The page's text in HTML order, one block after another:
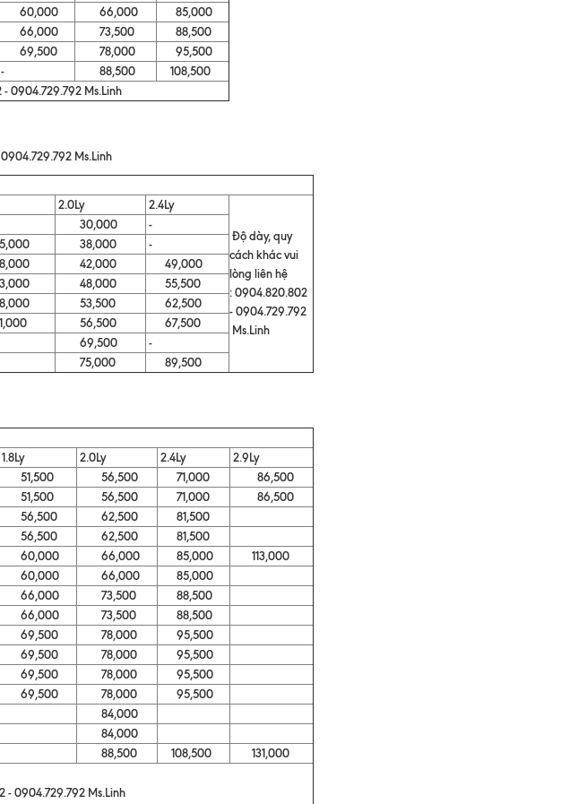
60,000 66,000
85,000
66,000 73,500
88,500
69,500 78,000
95,500
- 88,500
108,500
0904.729.792 Ms.Linh
Ms.Linh
2.0Ly 2.4Ly
Độ dày, quy
cách khác vui
lòng liên hệ
: 0904.820.802
- 0904.729.792
Ms.Linh
30,000
-
38,000
-
42,000
49,000
48,000
55,500
53,500
62,500
56,500
67,500
69,500
-
75,000 89,500
1.8Ly 2.0Ly 2.4Ly
2.9Ly
51,500 56,500 71,000
86,500
51,500 56,500 71,000
86,500
56,500 62,500
81,500
56,500 62,500
81,500
60,000 66,000 85,000
113,000
60,000 66,000
85,000
66,000 73,500
88,500
66,000 73,500
88,500
69,500 78,000
95,500
69,500 78,000
95,500
69,500 78,000
95,500
69,500 78,000
95,500
84,000
84,000
88,500 108,500
131,000
- 0904.729.792 Ms.Linh